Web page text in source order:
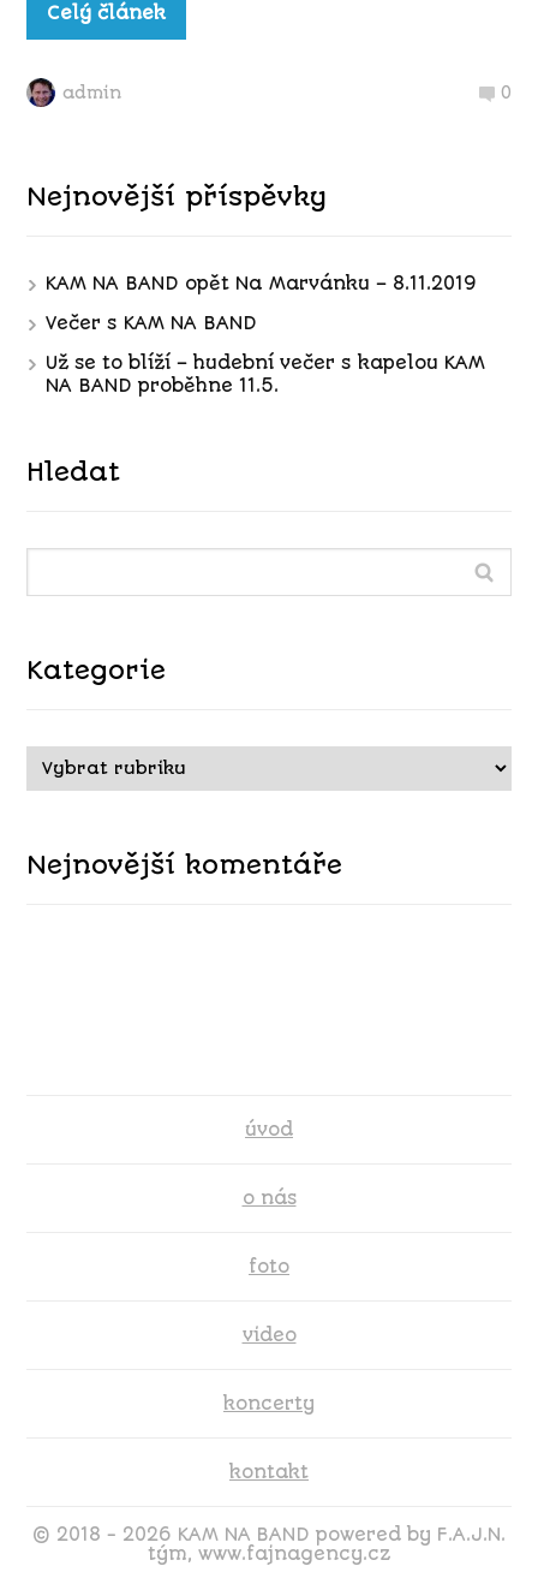
Celý článek
admin 0
Nejnovější příspěvky
KAM NA BAND opět Na Marvánku – 8.11.2019
Večer s KAM NA BAND
Už se to blíží – hudební večer s kapelou KAM
NA BAND proběhne 11.5.
Hledat
Kategorie
Nejnovější komentáře
úvod
o nás
foto
video
koncerty
kontakt
© 2018 - 2026 KAM NA BAND powered by F.A.J.N.
tým, www.fajnagency.cz